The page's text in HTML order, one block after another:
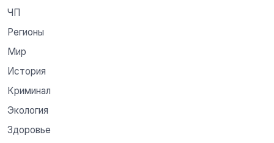
ЧП
Регионы
Мир
История
Криминал
Экология
Здоровье